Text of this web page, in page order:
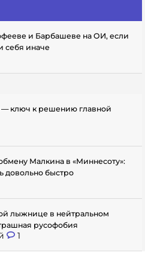
и Барбашеве на ОИ, если
себя иначе
— ключ к решению главной
Малкина в «Миннесоту»:
довольно быстро
лыжнице в нейтральном
русофобия
1